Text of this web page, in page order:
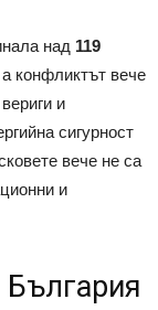
над 119
конфликтът вече
и
сигурност
вече не са
и
България